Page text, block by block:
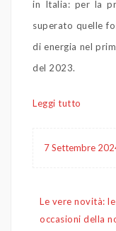
in Italia: per la
superato quelle
di energia nel
del 2023.
Leggi tutto
7 Settembre
articoli
Le vere novità: le
occasioni della